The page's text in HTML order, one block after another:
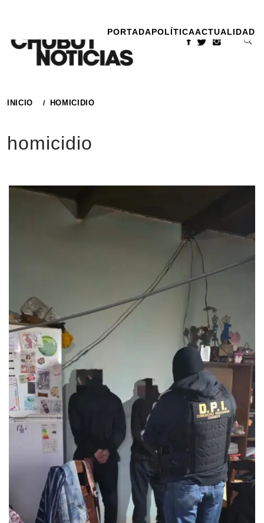
contenido
PORTADAPOLÍTICAACTUALIDAD
INICIO HOMICIDIO
homicidio